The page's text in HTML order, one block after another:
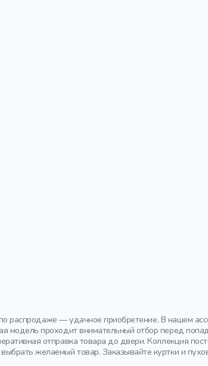
распродаже — удачное приобретение. В нашем
проходит внимательный отбор перед
отправка товара до двери. Коллекция
желаемый товар. Заказывайте куртки и